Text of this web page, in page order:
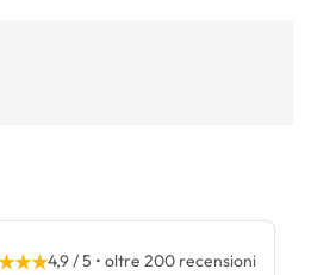
4,9 / 5 • oltre 200 recensioni